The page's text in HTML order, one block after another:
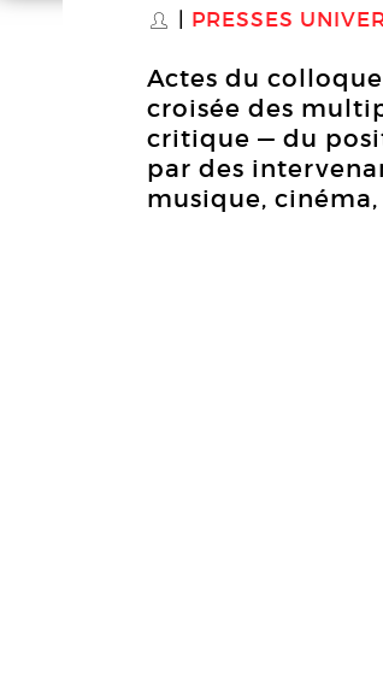
S PRESSES
Actes du
croisée des
critique — du
par des
musique,